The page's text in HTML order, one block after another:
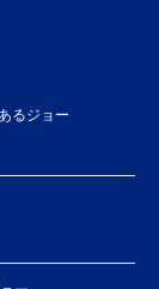
るジョー